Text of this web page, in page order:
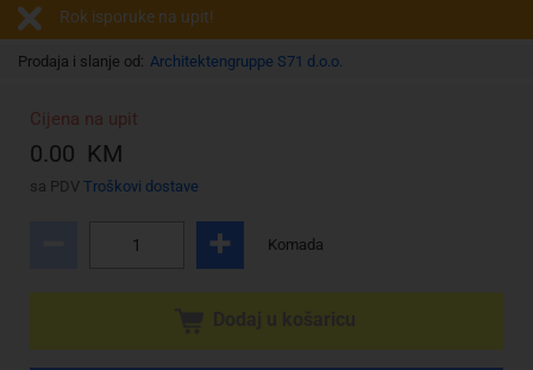
Rok isporuke na upit!
Prodaja i slanje od: Architektengruppe S71 d.o.o.
Cijena na upit
0.00 KM
sa PDV Troškovi dostave
Komada